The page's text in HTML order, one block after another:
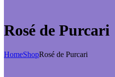
Rosé de Purcari
HomeShopRosé de Purcari